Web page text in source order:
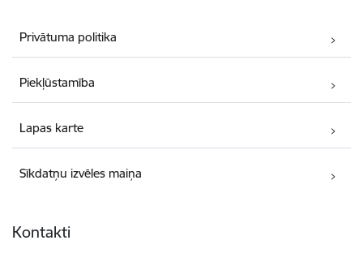
Privātuma politika
Piekļūstamība
Lapas karte
Sīkdatņu izvēles maiņa
Kontakti